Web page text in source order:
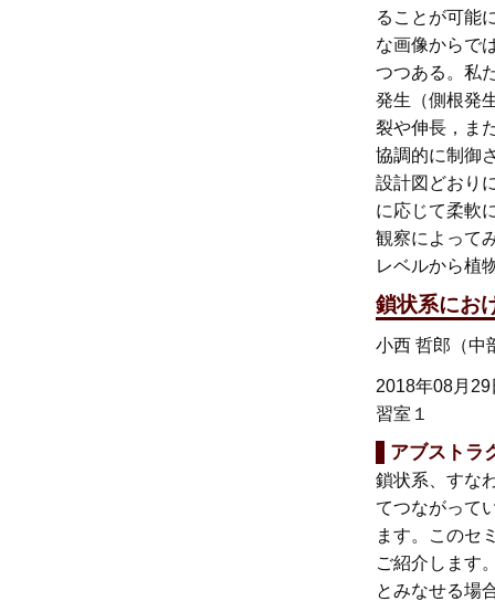
ることが可能
な画像からで
つつある。私
発生（側根発
裂や伸長，ま
協調的に制御
設計図どおり
に応じて柔軟
観察によって
レベルから植
鎖状系にお
小西 哲郎（中
2018年08月
習室１
アブストラ
鎖状系、すな
てつながって
ます。このセ
ご紹介します
とみなせる場